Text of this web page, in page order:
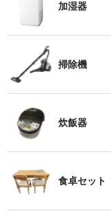
加湿器
掃除機
炊飯器
食卓セット